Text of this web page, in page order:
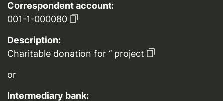
Correspondent account:
001-1-000080
Description:
Charitable donation for ‘’ project
or
Intermediary bank: